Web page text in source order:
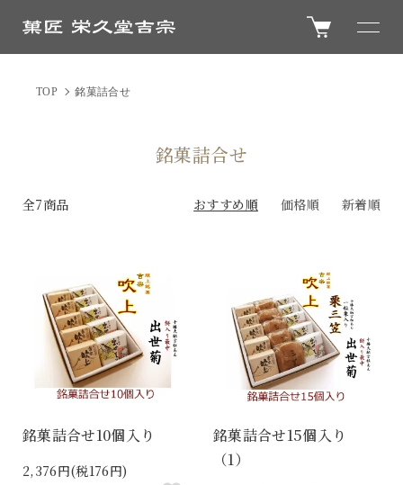
TOP 銘菓詰合せ
銘菓詰合せ
全7商品 おすすめ順 価格順 新着順
銘菓詰合せ10個入り
2,376円(税176円)
銘菓詰合せ15個入り
（1）